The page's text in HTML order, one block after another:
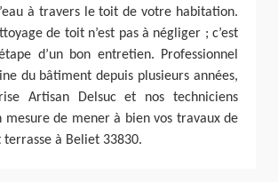
à travers le toit de votre habitation.
de toit n’est pas à négliger ; c’est
d’un bon entretien. Professionnel
du bâtiment depuis plusieurs années,
Artisan Delsuc et nos techniciens
mesure de mener à bien vos travaux de
à Beliet 33830.